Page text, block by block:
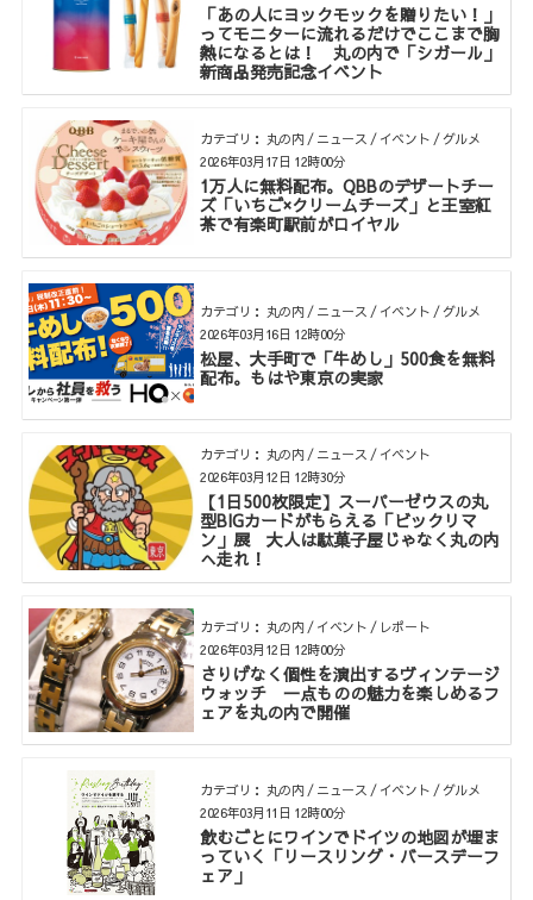
「あの人にヨックモックを贈りたい！」
ってモニターに流れるだけでここまで胸
熱になるとは！ 丸の内で「シガール」
新商品発売記念イベント
カテゴリ： 丸の内 / ニュース / イベント / グルメ
1万人に無料配布。QBBのデザートチー
ズ「いちご×クリームチーズ」と王室紅
茶で有楽町駅前がロイヤル
2026年03月17日 12時00分
カテゴリ： 丸の内 / ニュース / イベント / グルメ
松屋、大手町で「牛めし」500食を無料
配布。もはや東京の実家
2026年03月16日 12時00分
カテゴリ： 丸の内 / ニュース / イベント
【1日500枚限定】スーパーゼウスの丸
型BIGカードがもらえる「ビックリマ
ン」展 大人は駄菓子屋じゃなく丸の内
へ走れ！
2026年03月12日 12時30分
カテゴリ： 丸の内 / イベント / レポート
さりげなく個性を演出するヴィンテージ
ウォッチ 一点ものの魅力を楽しめるフ
ェアを丸の内で開催
2026年03月12日 12時00分
カテゴリ： 丸の内 / ニュース / イベント / グルメ
飲むごとにワインでドイツの地図が埋ま
っていく「リースリング・バースデーフ
ェア」
2026年03月11日 12時00分